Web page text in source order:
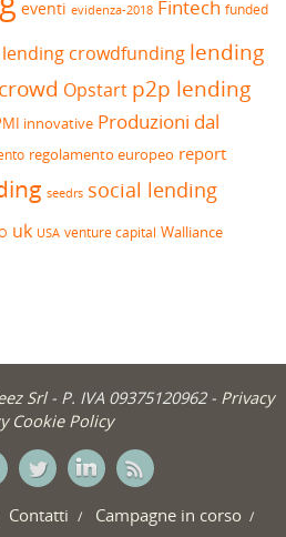
eventi evidenza-2018 Fintech funded
lending crowdfunding lending
Opstart p2p lending
innovative Produzioni dal
regolamento europeo report
seedrs social lending
uk USA venture capital Walliance
Srl- P. IVA 09375120962 - Privacy
Cookie Policy
Contatti
Campagne in corso